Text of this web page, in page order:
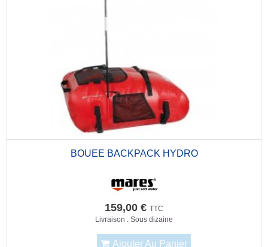
BOUEE BACKPACK HYDRO
159,00 € TTC
Livraison : Sous dizaine
Ajouter Au Panier